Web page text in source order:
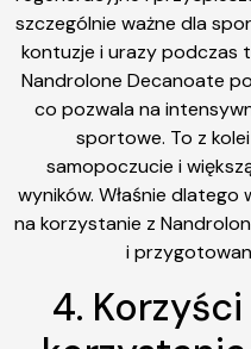
szczególnie ważne dla
kontuzje i urazy podczas
Nandrolone Decanoate
co pozwala na
sportowe. To z
samopoczucie i
wyników. Właśnie
na korzystanie z
i
4.